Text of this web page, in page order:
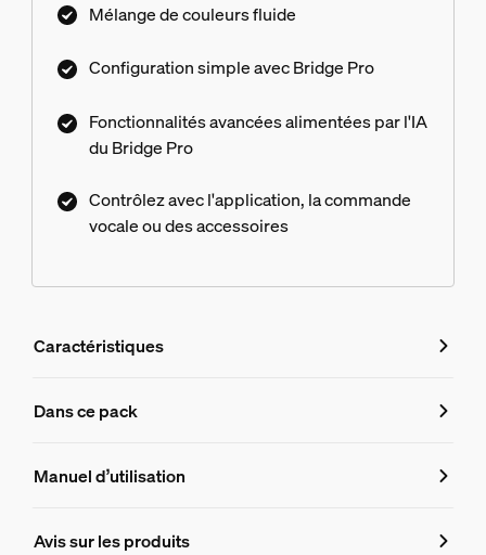
Mélange de couleurs fluide
Configuration simple avec Bridge Pro
Fonctionnalités avancées alimentées par l'IA
du Bridge Pro
Contrôlez avec l'application, la commande
vocale ou des accessoires
Caractéristiques
Caractéristiques
8719514875968
Informations produit
Dans ce pack
Manuel d’utilisation
Avis sur les produits